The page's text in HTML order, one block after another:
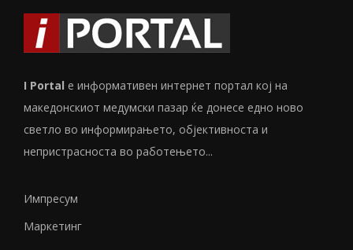
I Portal е информативен интернет портал кој на
македонскиот медумски пазар ќе донесе едно ново
светло во информирањето, објективноста и
непристрасноста во работењето...
Импресум
Маркетинг